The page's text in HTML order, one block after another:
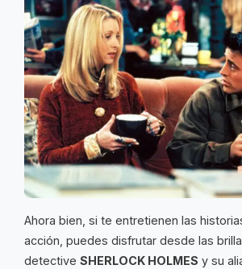
Ahora bien, si te entretienen las
acción, puedes disfrutar desde las
detective SHERLOCK HOLMES y su